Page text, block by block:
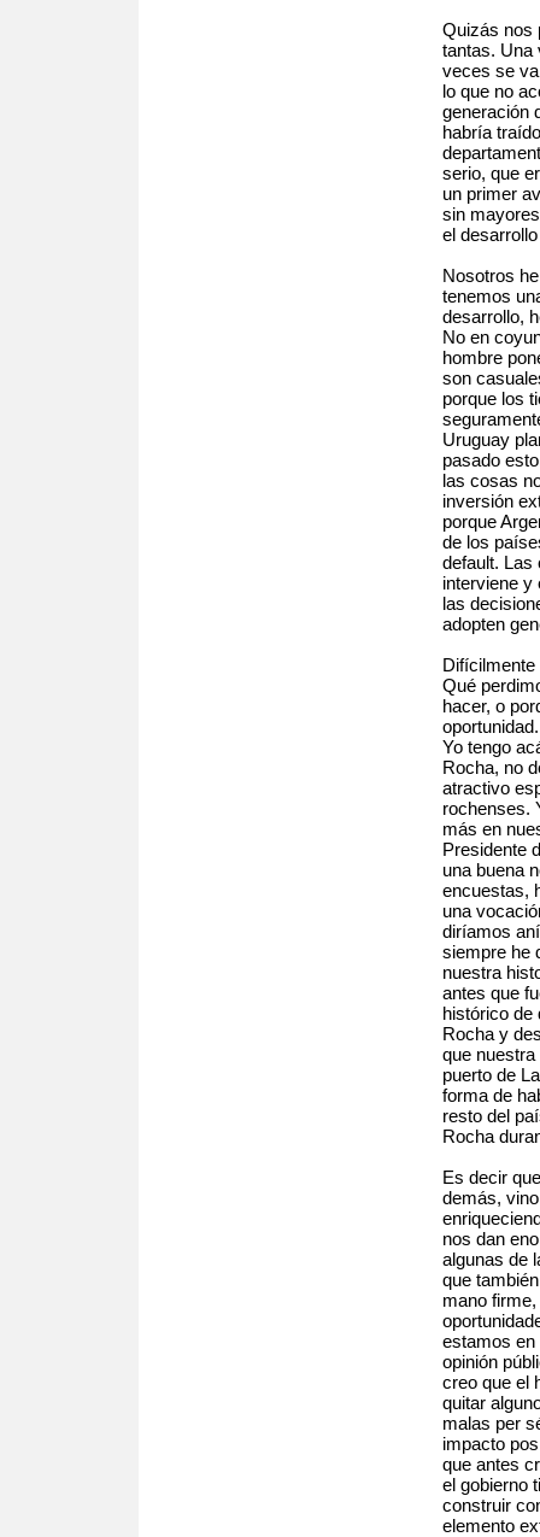
Quizás nos
tantas. Una
veces se
lo que no
generación
habría
serio, que
un primer
sin
el
Nosotros
tenemos
desarrollo,
No en
hombre
son
porque los
Uruguay
pasado
las cosas
inversión
porque
de los
default. Las
interviene y
las
adopten
Qué
hacer, o
oportunidad.
Yo tengo
Rocha, no
atractivo
rochenses.
más en
Presidente
una buena
encuestas,
una
diríamos
siempre he
nuestra
antes que
histórico de
Rocha y
que
puerto de
forma de
resto del
Rocha
Es decir
demás,
nos dan
algunas de
que
mano
estamos en
opinión
creo que el
quitar
malas per
impacto
que antes
el gobierno
construir
elemento